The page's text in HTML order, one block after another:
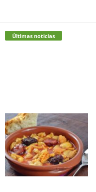
Últimas noticias